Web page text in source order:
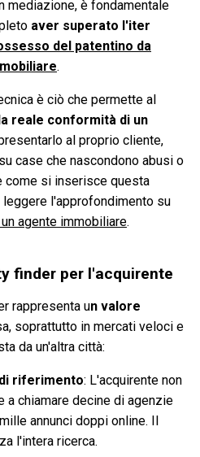
mediazione, è fondamentale
aver superato l'iter
del patentino da
.
è ciò che permette al
reale conformità di un
al proprio cliente,
case che nascondono abusi o
come si inserisce questa
l'approfondimento su
agente immobiliare.
finder per l'acquirente
rappresenta un valore
soprattutto in mercati veloci e
da un'altra città:
riferimento: L'acquirente non
a chiamare decine di agenzie
annunci doppi online. Il
l'intera ricerca.